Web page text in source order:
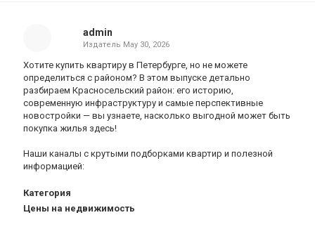
admin
Издатель May 30, 2026
Хотите купить квартиру в Петербурге, но не можете
определиться с районом? В этом выпуске детально
разбираем Красносельский район: его историю,
современную инфраструктуру и самые перспективные
новостройки — вы узнаете, насколько выгодной может быть
покупка жилья здесь!
Наши каналы с крутыми подборками квартир и полезной
информацией:
Категория
Цены на недвижимость